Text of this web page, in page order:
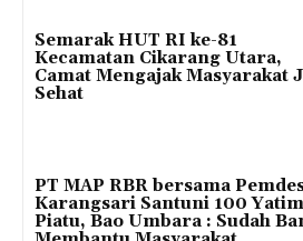
Semarak HUT RI ke-81
Kecamatan Cikarang Utara,
Camat Mengajak Masyarakat
Sehat
PT MAP RBR bersama
Karangsari Santuni 100 Yatim
Piatu, Bao Umbara : Sudah